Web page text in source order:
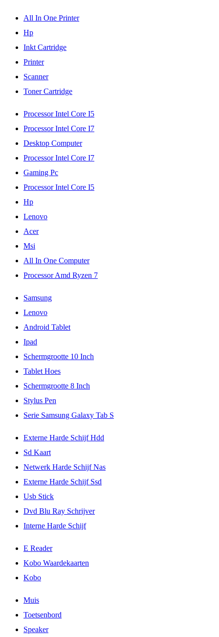
All In One Printer
Hp
Inkt Cartridge
Printer
Scanner
Toner Cartridge
Processor Intel Core I5
Processor Intel Core I7
Desktop Computer
Processor Intel Core I7
Gaming Pc
Processor Intel Core I5
Hp
Lenovo
Acer
Msi
All In One Computer
Processor Amd Ryzen 7
Samsung
Lenovo
Android Tablet
Ipad
Schermgrootte 10 Inch
Tablet Hoes
Schermgrootte 8 Inch
Stylus Pen
Serie Samsung Galaxy Tab S
Externe Harde Schijf Hdd
Sd Kaart
Netwerk Harde Schijf Nas
Externe Harde Schijf Ssd
Usb Stick
Dvd Blu Ray Schrijver
Interne Harde Schijf
E Reader
Kobo Waardekaarten
Kobo
Muis
Toetsenbord
Speaker